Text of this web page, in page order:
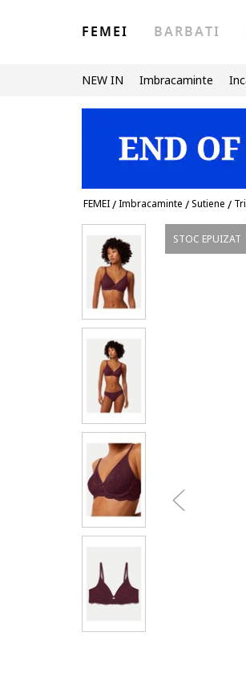
FEMEI BARBATI
NEW IN Imbracaminte
FEMEI/Imbracaminte /Sutiene /
STOC EPUIZAT